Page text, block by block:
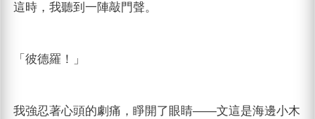
這時，我聽到一陣敲門聲。
「彼德羅！」
我強忍著心頭的劇痛，睜開了眼睛——文這是海邊小木